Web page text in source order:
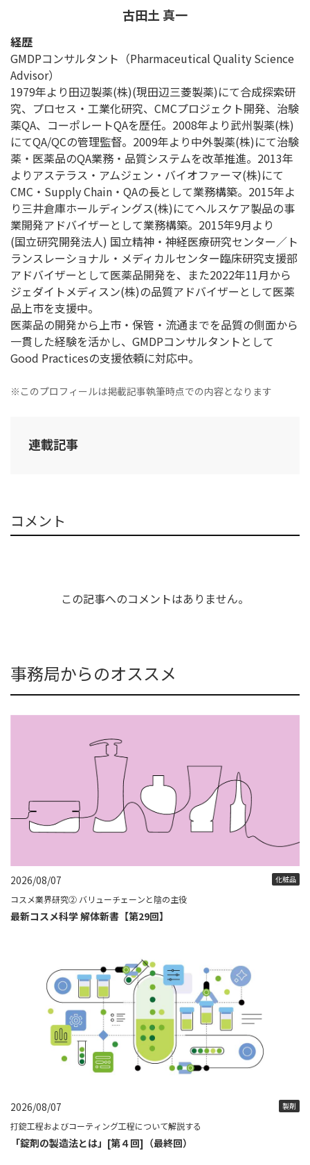
古田土 真一
経歴
GMDPコンサルタント（Pharmaceutical Quality Science
Advisor）
1979年より田辺製薬(株)(現田辺三菱製薬)にて合成探索研
究、プロセス・工業化研究、CMCプロジェクト開発、治験
薬QA、コーポレートQAを歴任。2008年より武州製薬(株)
にてQA/QCの管理監督。2009年より中外製薬(株)にて治験
薬・医薬品のQA業務・品質システムを改革推進。2013年
よりアステラス・アムジェン・バイオファーマ(株)にて
CMC・Supply Chain・QAの長として業務構築。2015年よ
り三井倉庫ホールディングス(株)にてヘルスケア製品の事
業開発アドバイザーとして業務構築。2015年9月より
(国立研究開発法人) 国立精神・神経医療研究センター／ト
ランスレーショナル・メディカルセンター臨床研究支援部
アドバイザーとして医薬品開発を、また2022年11月から
ジェダイトメディスン(株)の品質アドバイザーとして医薬
品上市を支援中。
医薬品の開発から上市・保管・流通までを品質の側面から
一貫した経験を活かし、GMDPコンサルタントとして
Good Practicesの支援依頼に対応中。
※このプロフィールは掲載記事執筆時点での内容となります
連載記事
コメント
この記事へのコメントはありません。
事務局からのオススメ
2026/08/07 化粧品
コスメ業界研究② バリューチェーンと陰の主役
最新コスメ科学 解体新書【第29回】
2026/08/07 製剤
打錠工程およびコーティング工程について解説する
「錠剤の製造法とは」[第４回]（最終回）